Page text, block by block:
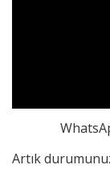
Artık